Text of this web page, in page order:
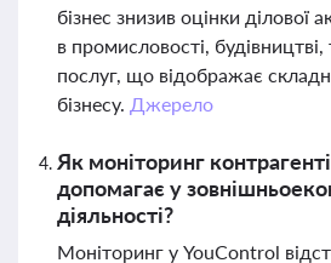
бізнес знизив оцінки ділової
в промисловості, будівництві,
послуг, що відображає
бізнесу. Джерело
Як моніторинг
допомагає у
діяльності?
Моніторинг у YouControl